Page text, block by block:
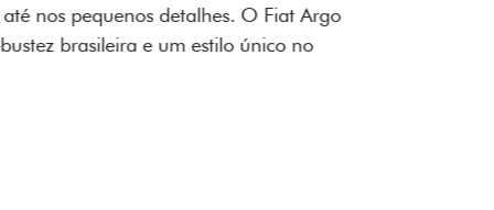
Fiat também aparecem no interior do
impecável e detalhes escurecidos.